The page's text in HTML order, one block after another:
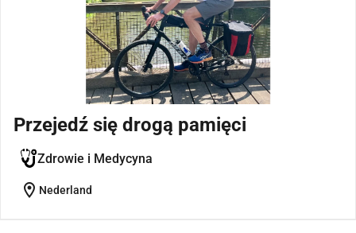
Przejedź się drogą pamięci
Zdrowie i Medycyna
location_on Nederland